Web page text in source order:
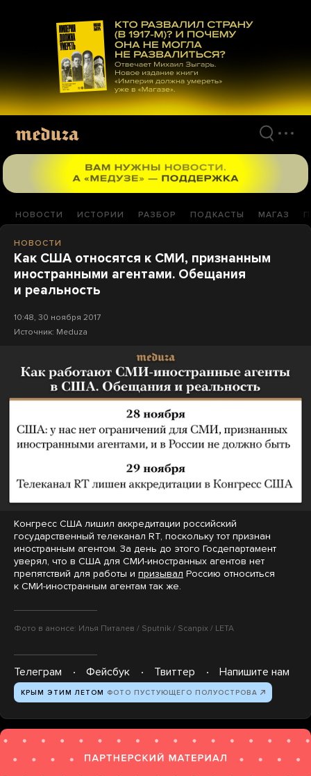
материалам
НОВОСТИ ИСТОРИИ РАЗБОР ПОДКАСТЫ МАГАЗ
НОВОСТИ
Как США относятся к СМИ, признанным
иностранными агентами. Обещания
и реальность
10:48, 30 ноября 2017
Источник: Meduza
Конгресс США лишил аккредитации российский
государственный телеканал RT, поскольку тот признан
иностранным агентом. За день до этого Госдепартамент
уверял, что в США для СМИ-иностранных агентов нет
препятствий для работы и призывал Россию относиться
к СМИ-иностранным агентам так же.
Фото в анонсе: Илья Питалев / Sputnik / Scanpix / LETA
Телеграм Фейсбук Твиттер Напишите нам
КРЫМ ЭТИМ ЛЕТОМ ФОТО ПУСТУЮЩЕГО ПОЛУОСТРОВА